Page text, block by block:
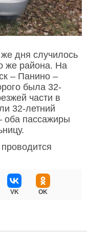
дня случилось
же района. На
– Панино –
была 32-
части в
32-летний
оба пассажиры
VK OK